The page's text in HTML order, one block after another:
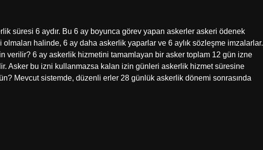
süresi 6 aydır. Bu 6 ay boyunca görev yapan askerler askeri ödenek
olmaları halinde, 6 ay daha askerlik yaparlar ve 6 aylık sözleşme imzalarlar.
verilir? 6 ay askerlik hizmetini tamamlayan bir asker toplam 12 gün izne
Asker bu izni kullanmazsa kalan izin günleri askerlik hizmet süresine
Mevcut sistemde, düzenli erler 28 günlük askerlik dönemi sonrasında